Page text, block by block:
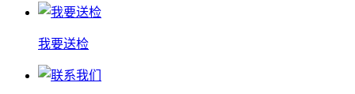
我要送检